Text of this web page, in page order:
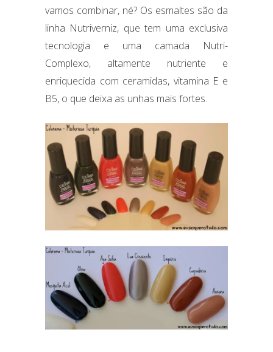
vamos combinar, né? Os esmaltes são da
linha Nutriverniz, que tem uma exclusiva
tecnologia e uma camada Nutri-
Complexo, altamente nutriente e
enriquecida com ceramidas, vitamina E e
B5, o que deixa as unhas mais fortes.